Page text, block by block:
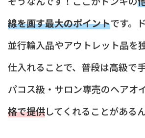
線を画す最大のポイントです。
並行輸入品やアウトレット品を
仕入れることで、普段は高級で
パコス級・サロン専売のヘアオ
格で提供してくれることがあるん